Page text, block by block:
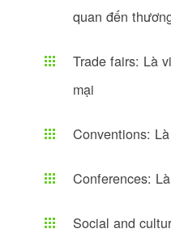
quan đến
Trade fairs: Là
mại
Conventions:
Conferences:
Social and